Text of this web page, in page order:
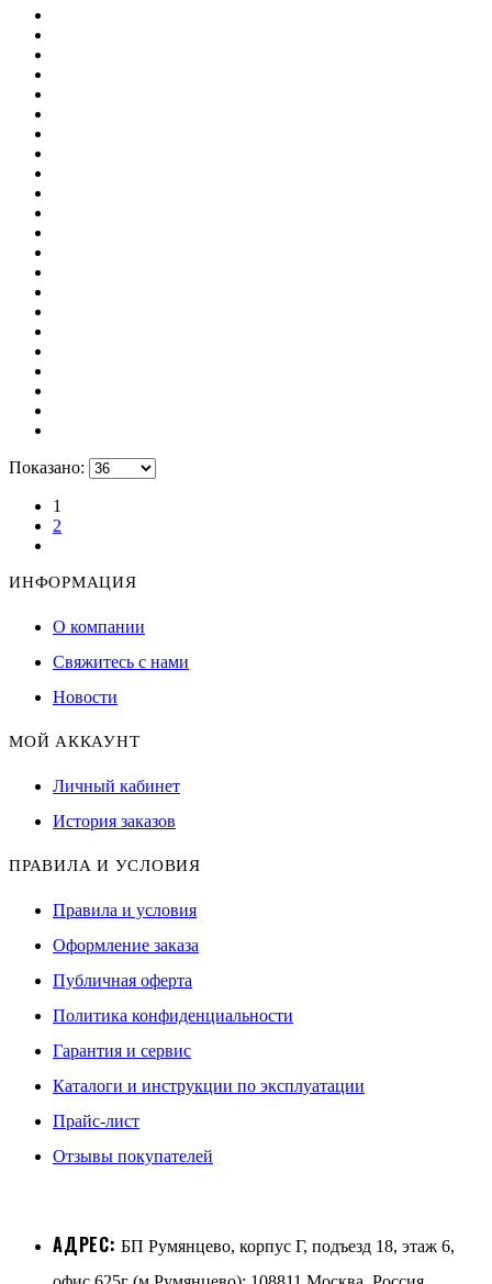
Показано:
1
2
ИНФОРМАЦИЯ
О компании
Свяжитесь с нами
Новости
МОЙ АККАУНТ
Личный кабинет
История заказов
ПРАВИЛА И УСЛОВИЯ
Правила и условия
Оформление заказа
Публичная оферта
Политика конфиденциальности
Гарантия и сервис
Каталоги и инструкции по эксплуатации
Прайс-лист
Отзывы покупателей
АДРЕС: БП Румянцево, корпус Г, подъезд 18, этаж 6,